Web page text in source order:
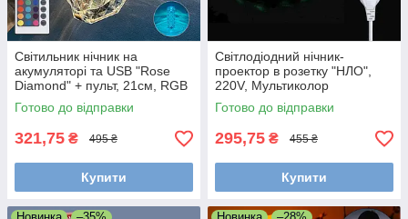
Світильник нічник на
акумуляторі та USB "Rose
Diamond" + пульт, 21см, RGB
(Настільна лампа нічник)
Готово до відправки
321,75 ₴ 495 ₴
Купити
Світлодіодний нічник-
проектор в розетку "НЛО",
220V, Мультиколор
Готово до відправки
295,75 ₴ 455 ₴
Купити